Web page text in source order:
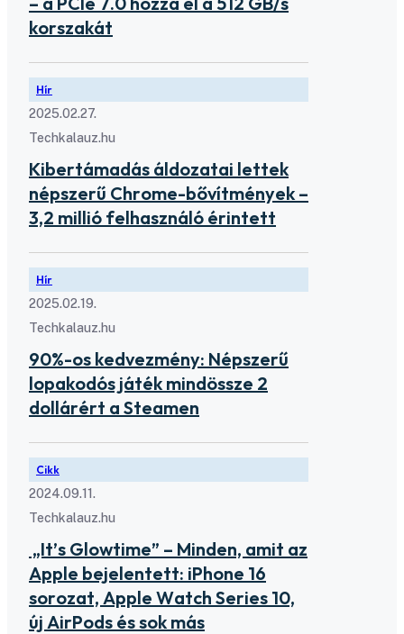
korszakát
Hír
2025.02.27.
Techkalauz.hu
Kibertámadás áldozatai lettek
népszerű Chrome-bővítmények –
3,2 millió felhasználó érintett
Hír
2025.02.19.
Techkalauz.hu
90%-os kedvezmény: Népszerű
lopakodós játék mindössze 2
dollárért a Steamen
Cikk
2024.09.11.
Techkalauz.hu
„It’s Glowtime” – Minden, amit az
Apple bejelentett: iPhone 16
sorozat, Apple Watch Series 10,
új AirPods és sok más